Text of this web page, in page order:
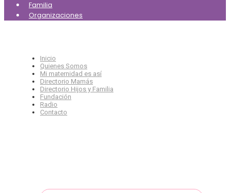
Familia
Organizaciones
Inicio
Quienes Somos
Mi maternidad es así
Directorio Mamás
Directorio Hijos y Familia
Fundación
Radio
Contacto